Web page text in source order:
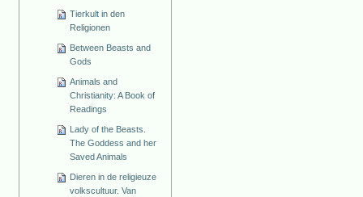
Tierkult in den
Religionen
Between Beasts and
Gods
Animals and
Christianity: A Book of
Readings
Lady of the Beasts.
The Goddess and her
Saved Animals
Dieren in de religieuze
volkscultuur. Van